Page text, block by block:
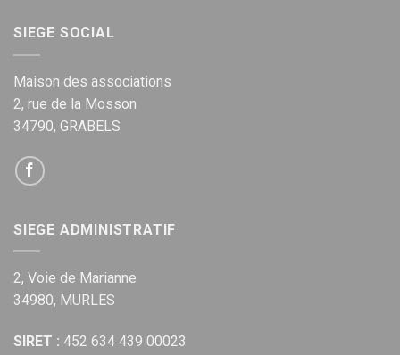
SIEGE SOCIAL
Maison des associations
2, rue de la Mosson
34790, GRABELS
SIEGE ADMINISTRATIF
2, Voie de Marianne
34980, MURLES
SIRET : 452 634 439 00023